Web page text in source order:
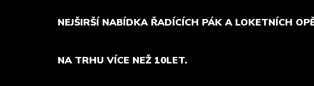
NEJŠIRŠÍ NABÍDKA ŘADÍCÍCH PÁK A LOKETNÍCH
NA TRHU VÍCE NEŽ 10LET.